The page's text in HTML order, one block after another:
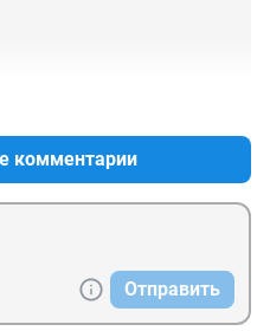
комментарии
Отправить